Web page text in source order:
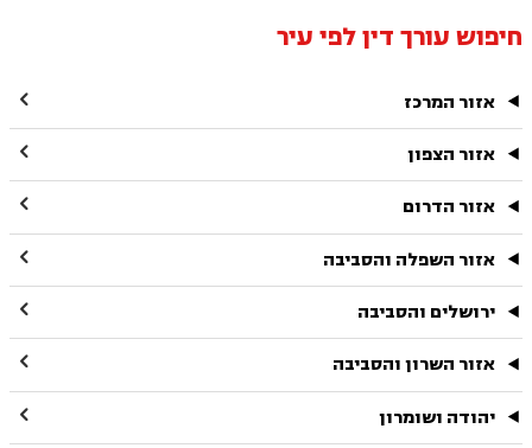
חיפוש עורך דין לפי עיר
אזור המרכז 
אזור הצפון 
אזור הדרום 
אזור השפלה והסביבה 
ירושלים והסביבה 
אזור השרון והסביבה 
יהודה ושומרון 